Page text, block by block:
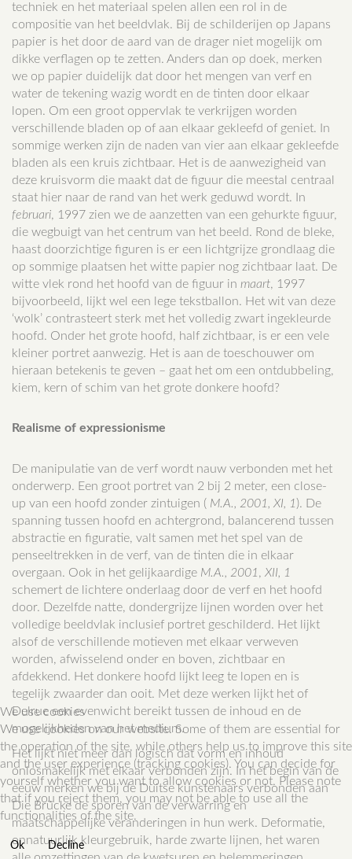
techniek en het materiaal spelen allen een rol in de
compositie van het beeldvlak. Bij de schilderijen op Japans
papier is het door de aard van de drager niet mogelijk om
dikke verflagen op te zetten. Anders dan op doek, merken
we op papier duidelijk dat door het mengen van verf en
water de tekening wazig wordt en de tinten door elkaar
lopen. Om een groot oppervlak te verkrijgen worden
verschillende bladen op of aan elkaar gekleefd of geniet. In
sommige werken zijn de naden van vier aan elkaar gekleefde
bladen als een kruis zichtbaar. Het is de aanwezigheid van
deze kruisvorm die maakt dat de figuur die meestal centraal
staat hier naar de rand van het werk geduwd wordt. In
februari, 1997 zien we de aanzetten van een gehurkte figuur,
die wegbuigt van het centrum van het beeld. Rond de bleke,
haast doorzichtige figuren is er een lichtgrijze grondlaag die
op sommige plaatsen het witte papier nog zichtbaar laat. De
witte vlek rond het hoofd van de figuur in maart, 1997
bijvoorbeeld, lijkt wel een lege tekstballon. Het wit van deze
‘wolk’ contrasteert sterk met het volledig zwart ingekleurde
hoofd. Onder het grote hoofd, half zichtbaar, is er een vele
kleiner portret aanwezig. Het is aan de toeschouwer om
hieraan betekenis te geven – gaat het om een ontdubbeling,
kiem, kern of schim van het grote donkere hoofd?
Realisme of expressionisme
De manipulatie van de verf wordt nauw verbonden met het
onderwerp. Een groot portret van 2 bij 2 meter, een close-
up van een hoofd zonder zintuigen ( M.A., 2001, XI, 1). De
spanning tussen hoofd en achtergrond, balancerend tussen
abstractie en figuratie, valt samen met het spel van de
penseeltrekken in de verf, van de tinten die in elkaar
overgaan. Ook in het gelijkaardige M.A., 2001, XII, 1
schemert de lichtere onderlaag door de verf en het hoofd
door. Dezelfde natte, dondergrijze lijnen worden over het
volledige beeldvlak inclusief portret geschilderd. Het lijkt
alsof de verschillende motieven met elkaar verweven
worden, afwisselend onder en boven, zichtbaar en
afdekkend. Het donkere hoofd lijkt leeg te lopen en is
tegelijk zwaarder dan ooit. Met deze werken lijkt het of
Delrue een evenwicht bereikt tussen de inhoud en de
mogelijkheden van het medium.
Het lijkt niet meer dan logisch dat vorm en inhoud
onlosmakelijk met elkaar verbonden zijn. In het begin van de
eeuw merken we bij de Duitse kunstenaars verbonden aan
Die Brücke de sporen van de verwarring en
maatschappelijke veranderingen in hun werk. Deformatie,
onnatuurlijk kleurgebruik, harde zwarte lijnen, het waren
We use cookies
We use cookies on our website. Some of them are essential for
the operation of the site, while others help us to improve this site
and the user experience (tracking cookies). You can decide for
yourself whether you want to allow cookies or not. Please note
that if you reject them, you may not be able to use all the
functionalities of the site.
Ok Decline